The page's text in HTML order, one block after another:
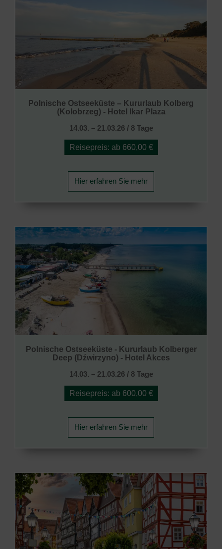
Polnische Ostseeküste – Kururlaub Kolberg
(Kolobrzeg) - Hotel Ikar Plaza
14.03. – 21.03.26 / 8 Tage
Reisepreis: ab 660,00 €
Hier erfahren Sie mehr
Polnische Ostseeküste - Kururlaub Kolberger
Deep (Dźwirzyno) - Hotel Akces
14.03. – 21.03.26 / 8 Tage
Reisepreis: ab 600,00 €
Hier erfahren Sie mehr